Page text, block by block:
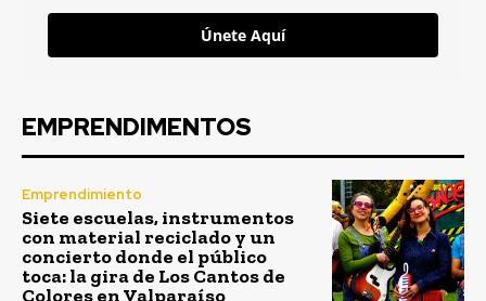
Únete Aquí
EMPRENDIMENTOS
Emprendimiento
Siete escuelas, instrumentos
con material reciclado y un
concierto donde el público
toca: la gira de Los Cantos de
Colores en Valparaíso